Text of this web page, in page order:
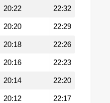
20:22 22:32
20:20 22:29
20:18 22:26
20:16 22:23
20:14 22:20
20:12 22:17